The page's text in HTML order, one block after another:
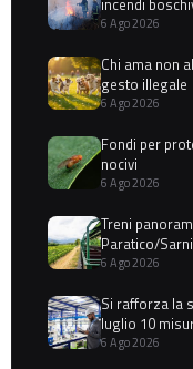
6 Ago 2026
Chi ama non
gesto illegale
6 Ago 2026
Fondi per
nocivi
6 Ago 2026
Treni
Paratico/
6 Ago 2026
Si rafforza la
luglio 10
6 Ago 2026